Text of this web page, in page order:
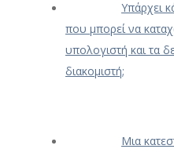
Υπάρχει
που μπορεί να
υπολογιστή και τα
διακομιστή;
Μια